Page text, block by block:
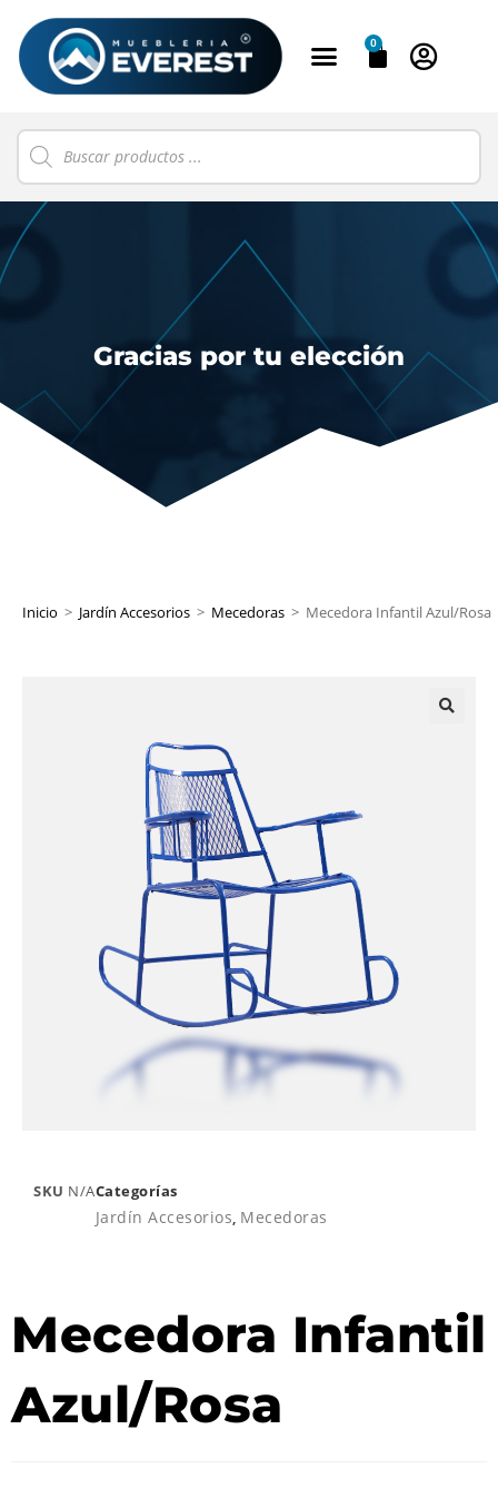
0
Gracias por tu elección
Inicio > Jardín Accesorios > Mecedoras > Mecedora Infantil Azul/Rosa
SKU N/ACategorías
Jardín Accesorios, Mecedoras
Mecedora Infantil
Azul/Rosa